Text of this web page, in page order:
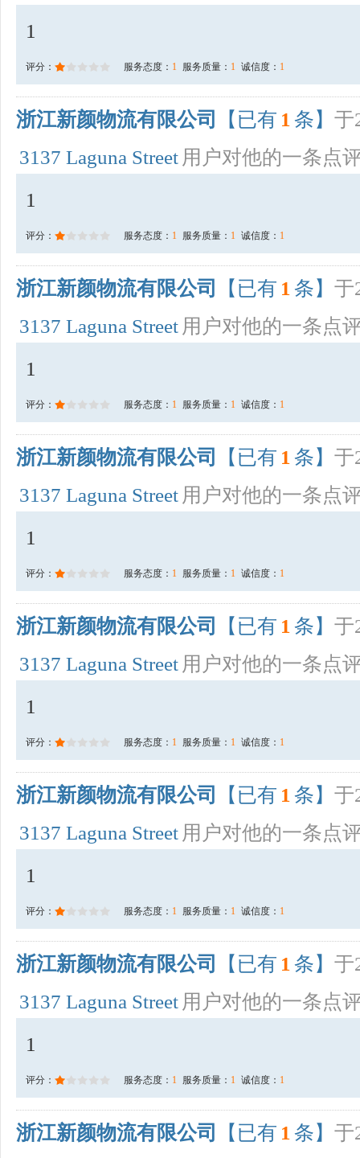
1
评分： 服务态度： 1 服务质量： 1 诚信度： 1
浙江新颜物流有限公司 【已有 1 条】 于
3137 Laguna Street 用户对他的一条点
1
评分： 服务态度： 1 服务质量： 1 诚信度： 1
浙江新颜物流有限公司 【已有 1 条】 于
3137 Laguna Street 用户对他的一条点
1
评分： 服务态度： 1 服务质量： 1 诚信度： 1
浙江新颜物流有限公司 【已有 1 条】 于
3137 Laguna Street 用户对他的一条点
1
评分： 服务态度： 1 服务质量： 1 诚信度： 1
浙江新颜物流有限公司 【已有 1 条】 于
3137 Laguna Street 用户对他的一条点
1
评分： 服务态度： 1 服务质量： 1 诚信度： 1
浙江新颜物流有限公司 【已有 1 条】 于
3137 Laguna Street 用户对他的一条点
1
评分： 服务态度： 1 服务质量： 1 诚信度： 1
浙江新颜物流有限公司 【已有 1 条】 于
3137 Laguna Street 用户对他的一条点
1
评分： 服务态度： 1 服务质量： 1 诚信度： 1
浙江新颜物流有限公司 【已有 1 条】 于